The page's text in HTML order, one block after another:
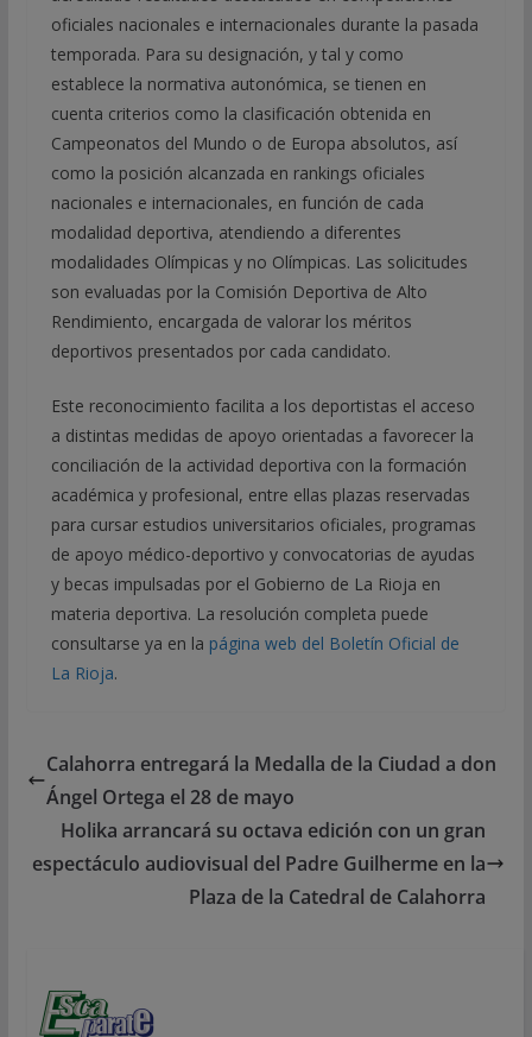
oficiales nacionales e internacionales durante la pasada
temporada. Para su designación, y tal y como
establece la normativa autonómica, se tienen en
cuenta criterios como la clasificación obtenida en
Campeonatos del Mundo o de Europa absolutos, así
como la posición alcanzada en rankings oficiales
nacionales e internacionales, en función de cada
modalidad deportiva, atendiendo a diferentes
modalidades Olímpicas y no Olímpicas. Las solicitudes
son evaluadas por la Comisión Deportiva de Alto
Rendimiento, encargada de valorar los méritos
deportivos presentados por cada candidato.
Este reconocimiento facilita a los deportistas el acceso
a distintas medidas de apoyo orientadas a favorecer la
conciliación de la actividad deportiva con la formación
académica y profesional, entre ellas plazas reservadas
para cursar estudios universitarios oficiales, programas
de apoyo médico-deportivo y convocatorias de ayudas
y becas impulsadas por el Gobierno de La Rioja en
materia deportiva. La resolución completa puede
consultarse ya en la página web del Boletín Oficial de
La Rioja.
Calahorra entregará la Medalla de la Ciudad a don
Ángel Ortega el 28 de mayo
Holika arrancará su octava edición con un gran
espectáculo audiovisual del Padre Guilherme en la
Plaza de la Catedral de Calahorra